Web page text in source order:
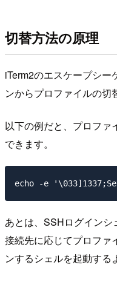
切替方法の原理
iTerm2のエスケープシー
ンからプロファイルの切
以下の例だと、プロファ
できます。
あとは、SSHログイン
接続先に応じてプロファ
ンするシェルを起動する